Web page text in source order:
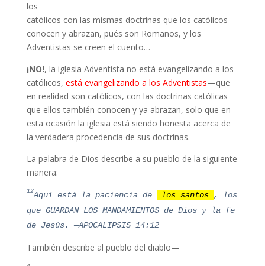
los
católicos con las mismas doctrinas que los católicos
conocen y abrazan, pués son Romanos, y los
Adventistas se creen el cuento…
¡NO!, la iglesia Adventista no está evangelizando a los
católicos, está evangelizando a los Adventistas—que
en realidad son católicos, con las doctrinas católicas
que ellos también conocen y ya abrazan, solo que en
esta ocasión la iglesia está siendo honesta acerca de
la verdadera procedencia de sus doctrinas.
La palabra de Dios describe a su pueblo de la siguiente
manera:
12Aquí está la paciencia de los santos , los
que GUARDAN LOS MANDAMIENTOS de Dios y la fe
de Jesús. —APOCALIPSIS 14:12
También describe al pueblo del diablo—